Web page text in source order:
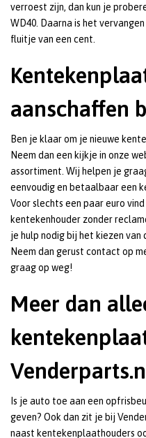
verroest zijn, dan kun je
WD40. Daarna is het
fluitje van een cent.
aanschaffen
Ben je klaar om je nieuwe
Neem dan een kijkje in onze
assortiment. Wij helpen je
eenvoudig en betaalbaar een
Voor slechts een paar euro
kentekenhouder zonder
je hulp nodig bij het kiezen
Neem dan gerust contact op
graag op weg!
Meer dan
Is je auto toe aan een
geven? Ook dan zit je bij
naast kentekenplaathouders